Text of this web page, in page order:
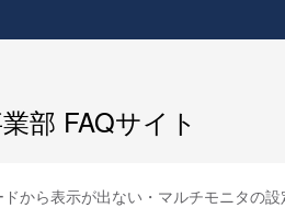
部 FAQサイト
ドから表示が出ない・マルチモニタの